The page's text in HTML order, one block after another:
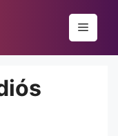
Menu